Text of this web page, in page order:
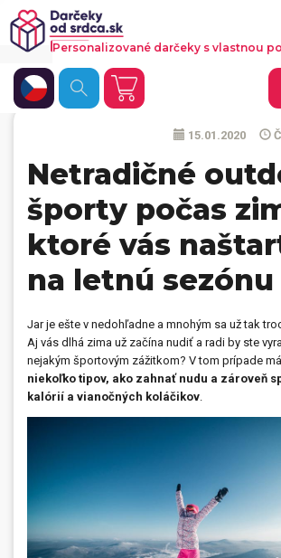
Hrnčeky a keramika
Kalendáre
Fotoknihy a fotozošity
Personalizované hry
Tričká a odevy
Vankúše a iný textil
Tašky, vaky, ruksaky
Darčeky
PO-PIA 7:30 - 17:00
Personalizované darčeky s vlastnou
15.01.2020
Netradičné
športy počas
ktoré vás
na letnú sezónu
Jar je ešte v nedohľadne a mnohým sa už tak
Aj vás dlhá zima už začína nudiť a radi by ste
nejakým športovým zážitkom? V tom prípade
niekoľko tipov, ako zahnať nudu a zároveň
kalórií a vianočných koláčikov.